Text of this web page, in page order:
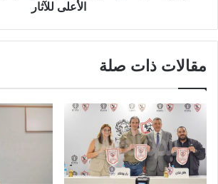
الأعلى للآثار
مقالات ذات صلة